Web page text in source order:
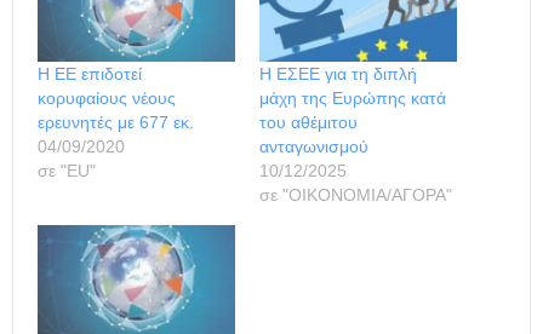
Η ΕΕ επιδοτεί
κορυφαίους νέους
ερευνητές με 677 εκ.
04/09/2020
σε "ΕU"
Η ΕΣΕΕ για τη διπλή
μάχη της Ευρώπης κατά
του αθέμιτου
ανταγωνισμού
10/12/2025
σε "ΟΙΚΟΝΟΜΙΑ/ΑΓΟΡΑ"